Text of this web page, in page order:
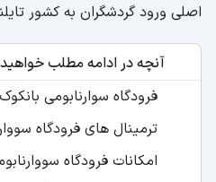
اصلی ورود گردشگران به کشور
آنچه در ادامه مطلب
فرودگاه سوارنابومی بانکوک
ترمینال های فرودگاه
امکانات فرودگاه